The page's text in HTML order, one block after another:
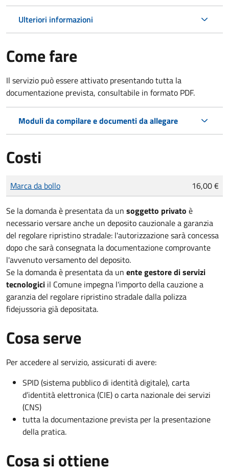
Ulteriori informazioni
Come fare
Il servizio può essere attivato presentando tutta la
documentazione prevista, consultabile in formato PDF.
Moduli da compilare e documenti da allegare
Costi
Tipo di pagamento
Importo
Marca da bollo 16,00 €
Se la domanda è presentata da un soggetto privato è
necessario versare anche un deposito cauzionale a garanzia
del regolare ripristino stradale: l'autorizzazione sarà concessa
dopo che sarà consegnata la documentazione comprovante
l'avvenuto versamento del deposito.
Se la domanda è presentata da un ente gestore di servizi
tecnologici il Comune impegna l'importo della cauzione a
garanzia del regolare ripristino stradale dalla polizza
fidejussoria già depositata.
Cosa serve
Per accedere al servizio, assicurati di avere:
SPID (sistema pubblico di identità digitale), carta
d’identità elettronica (CIE) o carta nazionale dei servizi
(CNS)
tutta la documentazione prevista per la presentazione
della pratica.
Cosa si ottiene